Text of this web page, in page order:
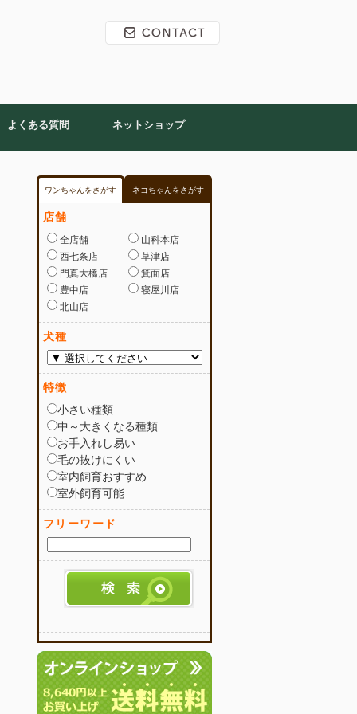
よくある質問 ネットショップ
ワンちゃんをさがす ネコちゃんをさがす
店舗
全店舗
山科本店
西七条店
草津店
門真大橋店
箕面店
豊中店
寝屋川店
北山店
犬種
特徴
小さい種類
中～大きくなる種類
お手入れし易い
毛の抜けにくい
室内飼育おすすめ
室外飼育可能
フリーワード